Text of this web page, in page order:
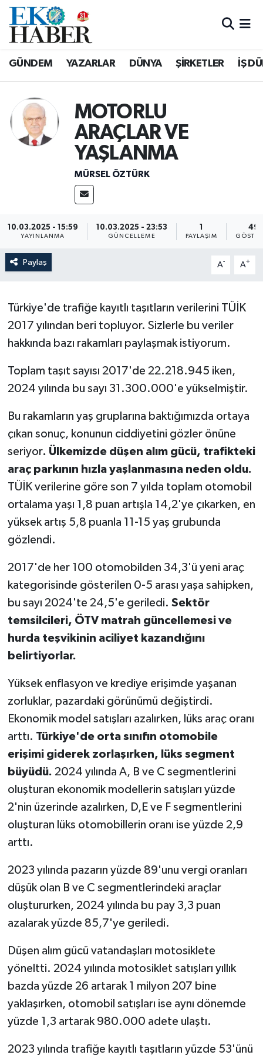
GÜNDEM YAZARLAR DÜNYA ŞİRKETLER İŞ
MOTORLU
ARAÇLAR VE
YAŞLANMA
MÜRSEL ÖZTÜRK
10.03.2025 - 15:59
YAYINLANMA
10.03.2025 - 23:53
GÜNCELLEME
1
PAYLAŞIM
49
Paylaş A- A+
Türkiye'de trafiğe kayıtlı taşıtların verilerini TÜİK
2017 yılından beri topluyor. Sizlerle bu veriler
hakkında bazı rakamları paylaşmak istiyorum.
Toplam taşıt sayısı 2017'de 22.218.945 iken,
2024 yılında bu sayı 31.300.000'e yükselmiştir.
Bu rakamların yaş gruplarına baktığımızda ortaya
çıkan sonuç, konunun ciddiyetini gözler önüne
seriyor. Ülkemizde düşen alım gücü, trafikteki
araç parkının hızla yaşlanmasına neden oldu.
TÜİK verilerine göre son 7 yılda toplam otomobil
ortalama yaşı 1,8 puan artışla 14,2'ye çıkarken, en
yüksek artış 5,8 puanla 11-15 yaş grubunda
gözlendi.
2017'de her 100 otomobilden 34,3'ü yeni araç
kategorisinde gösterilen 0-5 arası yaşa sahipken,
bu sayı 2024'te 24,5'e geriledi. Sektör
temsilcileri, ÖTV matrah güncellemesi ve
hurda teşvikinin aciliyet kazandığını
belirtiyorlar.
Yüksek enflasyon ve krediye erişimde yaşanan
zorluklar, pazardaki görünümü değiştirdi.
Ekonomik model satışları azalırken, lüks araç oranı
arttı. Türkiye'de orta sınıfın otomobile
erişimi giderek zorlaşırken, lüks segment
büyüdü. 2024 yılında A, B ve C segmentlerini
oluşturan ekonomik modellerin satışları yüzde
2'nin üzerinde azalırken, D,E ve F segmentlerini
oluşturan lüks otomobillerin oranı ise yüzde 2,9
arttı.
2023 yılında pazarın yüzde 89'unu vergi oranları
düşük olan B ve C segmentlerindeki araçlar
oluştururken, 2024 yılında bu pay 3,3 puan
azalarak yüzde 85,7'ye geriledi.
Düşen alım gücü vatandaşları motosiklete
yöneltti. 2024 yılında motosiklet satışları yıllık
bazda yüzde 26 artarak 1 milyon 207 bine
yaklaşırken, otomobil satışları ise aynı dönemde
yüzde 1,3 artarak 980.000 adete ulaştı.
2023 yılında trafiğe kayıtlı taşıtların yüzde 53'ünü
Hava Durumu
Süper Lig Puan Durumu ve Fikstür
Tüm Manşetler
Son Dakika Haberleri
Haber Arşivi